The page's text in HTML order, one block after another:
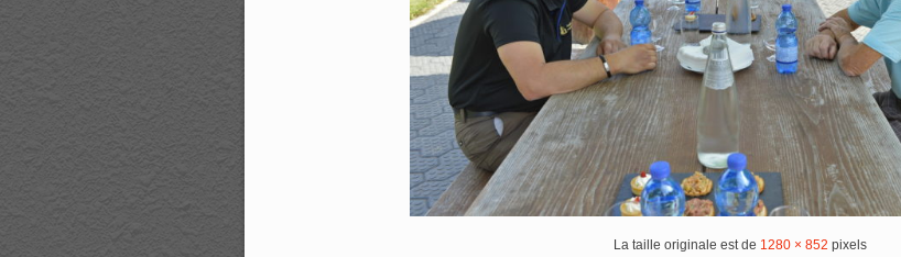
La taille originale est de 1280 × 852 pixels